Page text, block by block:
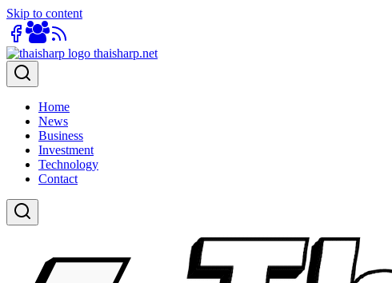
Skip to content
Home
News
Business
Investment
Technology
Contact